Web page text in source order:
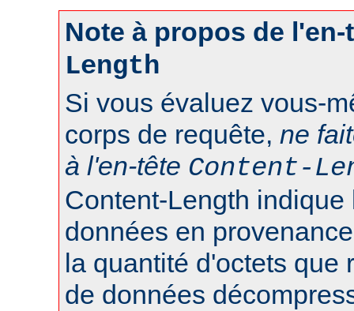
Note à propos de
Length
Si vous évaluez vous-
corps de requête, ne
à l'en-tête Content-
Content-Length
données en
la quantité d'octets que
de données